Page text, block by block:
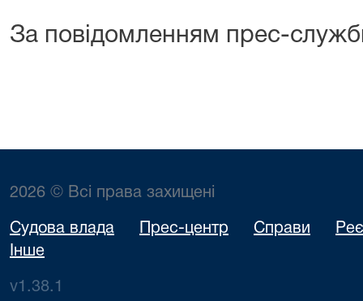
За повідомленням прес-
2026 © Всі права захищені
Судова влада Прес-центр Справи
Інше
v1.38.1